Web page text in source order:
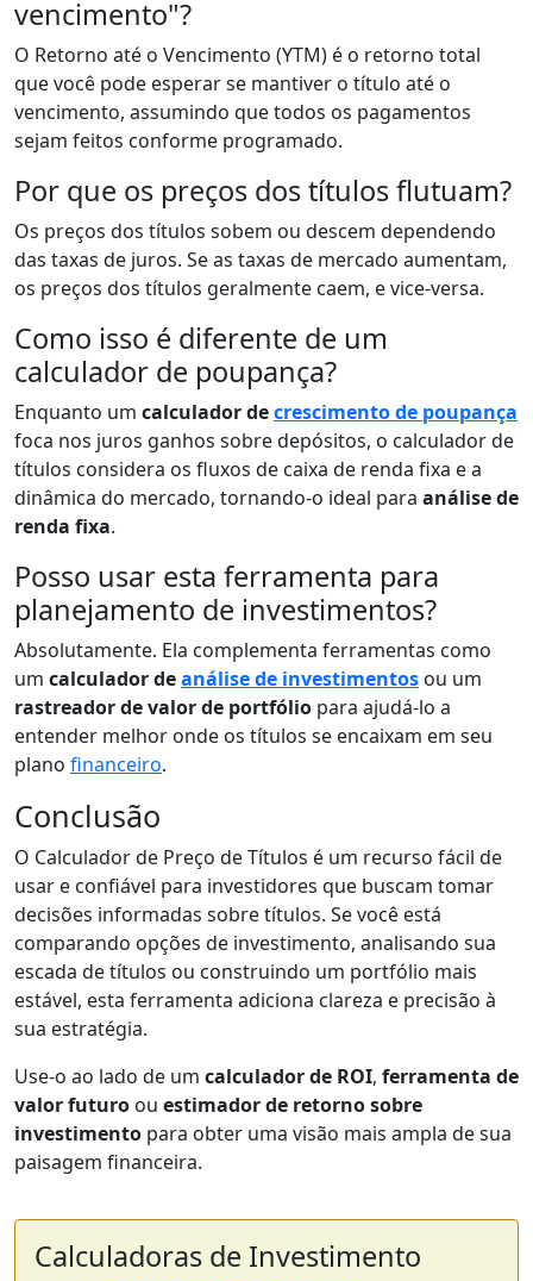
vencimento"?
O Retorno até o Vencimento (YTM) é o retorno total
que você pode esperar se mantiver o título até o
vencimento, assumindo que todos os pagamentos
sejam feitos conforme programado.
Por que os preços dos títulos flutuam?
Os preços dos títulos sobem ou descem dependendo
das taxas de juros. Se as taxas de mercado aumentam,
os preços dos títulos geralmente caem, e vice-versa.
Como isso é diferente de um
calculador de poupança?
Enquanto um calculador decrescimento de poupança
foca nos juros ganhos sobre depósitos, o calculador de
títulos considera os fluxos de caixa de renda fixa e a
dinâmica do mercado, tornando-o ideal para análise de
renda fixa.
Posso usar esta ferramenta para
planejamento de investimentos?
Absolutamente. Ela complementa ferramentas como
um calculador deanálise de investimentos ou um
rastreador de valor de portfólio para ajudá-lo a
entender melhor onde os títulos se encaixam em seu
plano financeiro.
Conclusão
O Calculador de Preço de Títulos é um recurso fácil de
usar e confiável para investidores que buscam tomar
decisões informadas sobre títulos. Se você está
comparando opções de investimento, analisando sua
escada de títulos ou construindo um portfólio mais
estável, esta ferramenta adiciona clareza e precisão à
sua estratégia.
Use-o ao lado de um calculador de ROI, ferramenta de
valor futuro ou estimador de retorno sobre
investimento para obter uma visão mais ampla de sua
paisagem financeira.
Calculadoras de Investimento